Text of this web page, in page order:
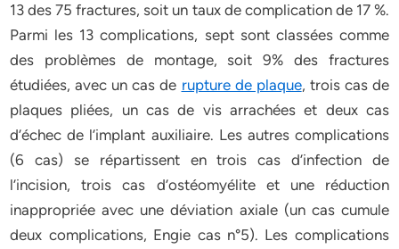
13 des 75 fractures, soit un taux de complication de 17 %.
Parmi les 13 complications, sept sont classées comme
des problèmes de montage, soit 9% des fractures
étudiées, avec un cas de rupture de plaque, trois cas de
plaques pliées, un cas de vis arrachées et deux cas
d’échec de l’implant auxiliaire. Les autres complications
(6 cas) se répartissent en trois cas d’infection de
l’incision, trois cas d’ostéomyélite et une réduction
inappropriée avec une déviation axiale (un cas cumule
deux complications, Engie cas n°5). Les complications